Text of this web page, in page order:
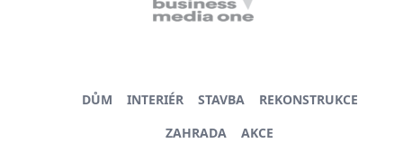
DŮM INTERIÉR STAVBA
REKONSTRUKCE
ZAHRADA
AKCE